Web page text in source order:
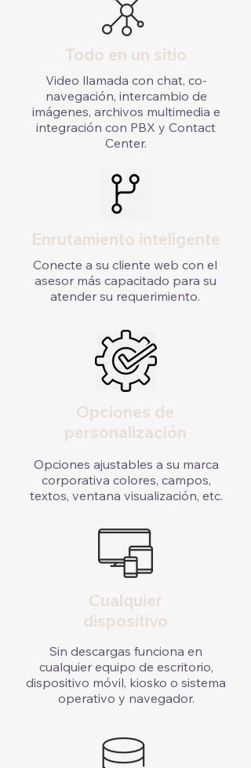
Todo en un sitio
Video llamada con chat, co-
navegación, intercambio de
imágenes, archivos multimedia e
integración con PBX y Contact
Center.
Enrutamiento inteligente
Conecte a su cliente web con el
asesor más capacitado para su
atender su requerimiento.
Opciones de
personalización
Opciones ajustables a su marca
corporativa colores, campos,
textos, ventana visualización, etc.
Cualquier
dispositivo
Sin descargas funciona en
cualquier equipo de escritorio,
dispositivo móvil, kiosko o sistema
operativo y navegador.